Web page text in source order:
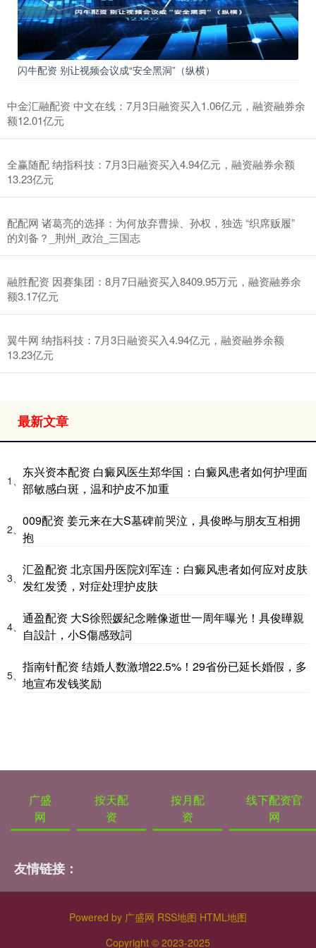
闪牛配资 别让视频会议成“安全黑洞”（纵横）
中金汇融配资 中文在线：7月3日融资买入1.06亿元，融资融券余
额12.01亿元
全赢随配 纳指科技：7月3日融资买入4.94亿元，融资融券余额
13.23亿元
配配网 诸葛亮的选择：为何放弃曹操、孙权，独选 “织席贩履”
的刘备？_荆州_政治_三国志
融胜配资 因赛集团：8月7日融资买入8409.95万元，融资融券余
额3.17亿元
翼牛网 纳指科技：7月3日融资买入4.94亿元，融资融券余额
13.23亿元
最新文章
1、
东兴资本配资 白癜风医生郑华国：白癜风患者如何护理面
部敏感白斑，温和护皮不加重
2、
009配资 姜元来在大S墓碑前哭泣，具俊晔与朋友互相拥
抱
3、
汇盈配资 北京国丹医院刘军连：白癜风患者如何应对皮肤
发红发烫，对症处理护皮肤
4、
通盈配资 大S徐熙媛紀念雕像逝世一周年曝光！具俊曄親
自設計，小S傷感致詞
5、
指南针配资 结婚人数激增22.5%！29省份已延长婚假，多
地宣布发钱奖励
广盛
网
按天配
资
按月配
资
线下配资官
网
友情链接：
Powered by 广盛网 RSS地图 HTML地图
Copyright © 2023-2025